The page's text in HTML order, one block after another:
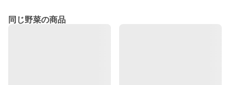
同じ野菜の商品